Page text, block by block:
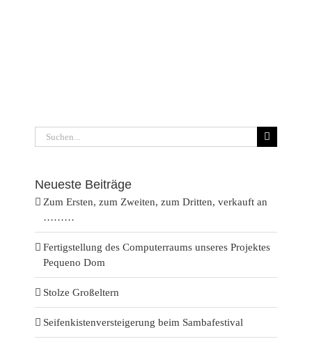
Suche
nach:
Neueste Beiträge
Zum Ersten, zum Zweiten, zum Dritten, verkauft an
………
Fertigstellung des Computerraums unseres Projektes
Pequeno Dom
Stolze Großeltern
Seifenkistenversteigerung beim Sambafestival